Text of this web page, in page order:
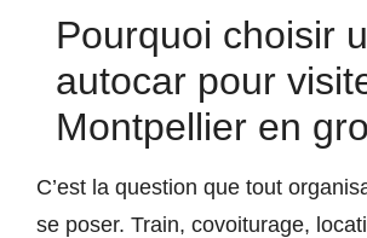
Pourquoi choisir
autocar pour
Montpellier en
C’est la question que tout
se poser. Train, covoiturage,